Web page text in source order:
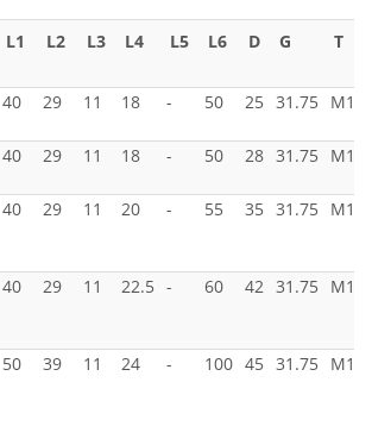
L1 L2 L3 L4 L5 L6 D G T
40 29 11 18 - 50 25 31.75
40 29 11 18 - 50 28 31.75
40 29 11 20 - 55 35 31.75
40 29 11 22.5 - 60 42 31.75
50 39 11 24 - 100 45 31.75